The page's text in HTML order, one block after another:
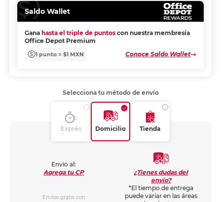
Saldo Wallet
Gana hasta el triple de puntos con nuestra membresía
Office Depot Premium
1 punto = $1 MXN Conoce Saldo Wallet
Selecciona tu método de envío
Exprés Domicilio Tienda
Envío al:
Agrega tu CP
Envíos gratis con
¿Tienes dudas del
envío?
*El tiempo de entrega
puede variar en las áreas